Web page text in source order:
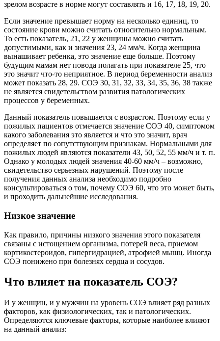
зрелом возрасте в норме могут составлять и 16, 17, 18, 19, 20.
Если значение превышает норму на несколько единиц, то
состояние крови можно считать относительно нормальным.
То есть показатель, 21, 22 у женщины можно считать
допустимыми, как и значения 23, 24 мм/ч. Когда женщина
вынашивает ребенка, это значение еще больше. Поэтому
будущим мамам нет повода полагать при показателе 25, что
это значит что-то неприятное. В период беременности анализ
может показать 28, 29. СОЭ 30, 31, 32, 33, 34, 35, 36, 38 также
не является свидетельством развития патологических
процессов у беременных.
Данный показатель повышается с возрастом. Поэтому если у
пожилых пациентов отмечается значение СОЭ 40, симптомом
какого заболевания это является и что это значит, врач
определяет по сопутствующим признакам. Нормальными для
пожилых людей являются показатели 43, 50, 52, 55 мм/ч и т. п.
Однако у молодых людей значения 40-60 мм/ч – возможно,
свидетельство серьезных нарушений. Поэтому после
получения данных анализа необходимо подробно
консультироваться о том, почему СОЭ 60, что это может быть,
и проходить дальнейшие исследования.
Низкое значение
Как правило, причины низкого значения этого показателя
связаны с истощением организма, потерей веса, приемом
кортикостероидов, гипергидрацией, атрофией мышц. Иногда
СОЭ понижено при болезнях сердца и сосудов.
Что влияет на показатель СОЭ?
И у женщин, и у мужчин на уровень СОЭ влияет ряд разных
факторов, как физиологических, так и патологических.
Определяются ключевые факторы, которые наиболее влияют
на данный анализ: